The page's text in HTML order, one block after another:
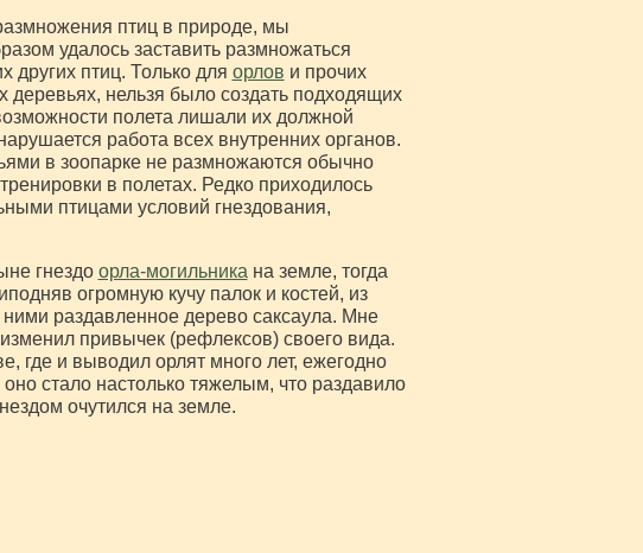
птиц в природе, мы
удалось заставить размножаться
других птиц. Только для орлов и прочих
нельзя было создать подходящих
полета лишали их должной
работа всех внутренних органов.
в зоопарке не размножаются обычно
в полетах. Редко приходилось
птицами условий гнездования,
гнездо орла-могильника на земле, тогда
огромную кучу палок и костей, из
раздавленное дерево саксаула. Мне
привычек (рефлексов) своего вида.
где и выводил орлят много лет, ежегодно
стало настолько тяжелым, что раздавило
очутился на земле.